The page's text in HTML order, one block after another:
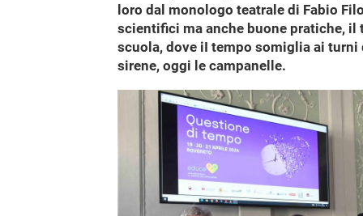
loro dal monologo teatrale di Fabio
scientifici ma anche buone pratiche,
scuola, dove iI tempo somiglia ai turni
sirene, oggi le campanelle.